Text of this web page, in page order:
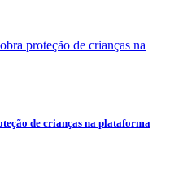
de crianças na plataforma